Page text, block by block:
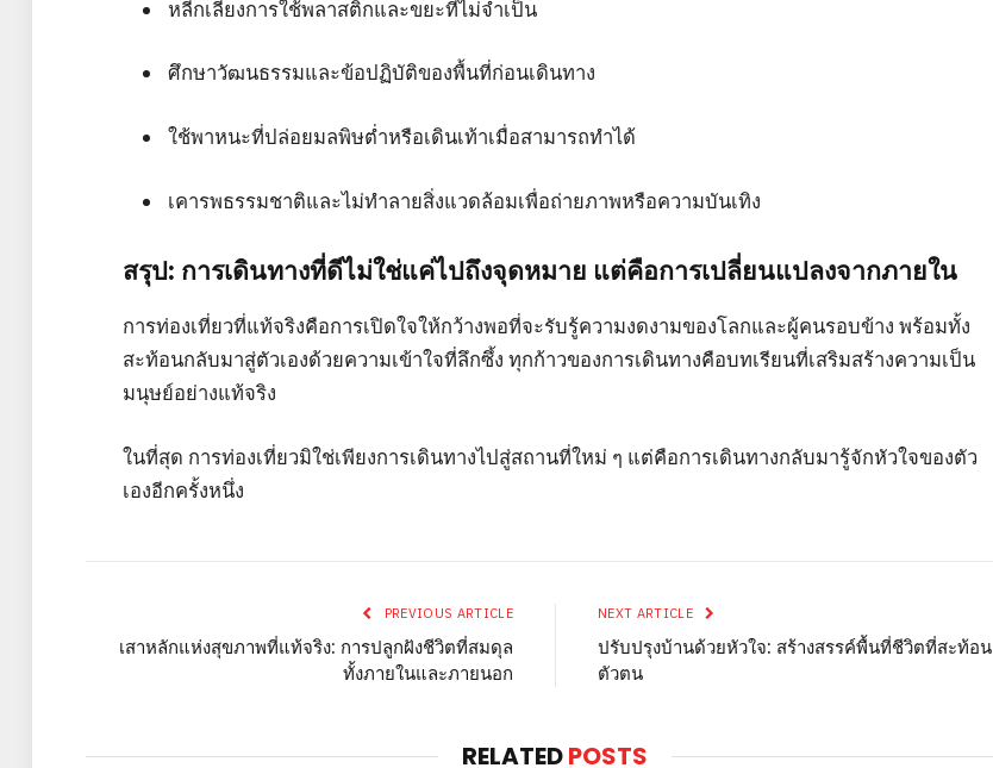
หลีกเลี่ยงการใช้พลาสติกและขยะที่ไม่จำเป็น
ศึกษาวัฒนธรรมและข้อปฏิบัติของพื้นที่ก่อนเดินทาง
ใช้พาหนะที่ปล่อยมลพิษต่ำหรือเดินเท้าเมื่อสามารถทำได้
เคารพธรรมชาติและไม่ทำลายสิ่งแวดล้อมเพื่อถ่ายภาพหรือความบันเทิง
สรุป: การเดินทางที่ดีไม่ใช่แค่ไปถึงจุดหมาย แต่คือการเปลี่ยนแปลงจากภายใน
การท่องเที่ยวที่แท้จริงคือการเปิดใจให้กว้างพอที่จะรับรู้ความงดงามของโลกและผู้คนรอบข้าง พร้อมทั้ง
สะท้อนกลับมาสู่ตัวเองด้วยความเข้าใจที่ลึกซึ้ง ทุกก้าวของการเดินทางคือบทเรียนที่เสริมสร้างความเป็น
มนุษย์อย่างแท้จริง
ในที่สุด การท่องเที่ยวมิใช่เพียงการเดินทางไปสู่สถานที่ใหม่ ๆ แต่คือการเดินทางกลับมารู้จักหัวใจของตัว
เองอีกครั้งหนึ่ง
PREVIOUS ARTICLE
เสาหลักแห่งสุขภาพที่แท้จริง: การปลูกฝังชีวิตที่สมดุล
ทั้งภายในและภายนอก
NEXT ARTICLE
ปรับปรุงบ้านด้วยหัวใจ: สร้างสรรค์พื้นที่ชีวิตที่สะท้อน
ตัวตน
RELATEDPOSTS